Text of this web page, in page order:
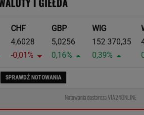
CHF
4,6028
-0,01%
GBP
5,0256
0,16%
WIG
152 370,35
0,39%
SPRAWDŹ NOTOWANIA
Notowania dostarcza VIA24ONLINE